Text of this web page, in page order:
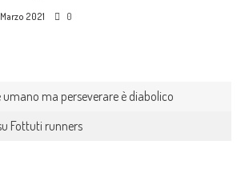
2021 0
umano ma perseverare è diabolico
Fottuti runners